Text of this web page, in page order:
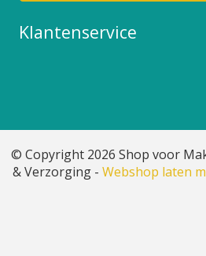
Klantenservice
© Copyright 2026 Shop voor
& Verzorging - Webshop laten